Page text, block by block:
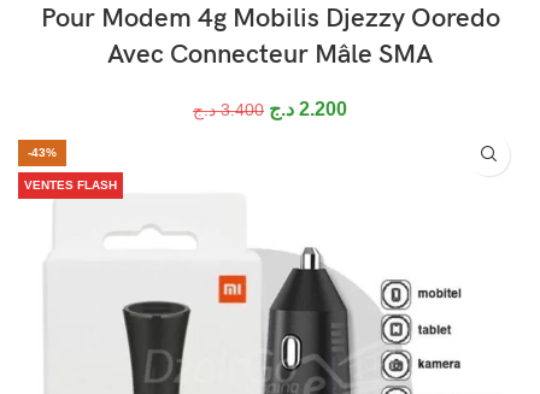
Pour Modem 4g Mobilis Djezzy Ooredo
Avec Connecteur Mâle SMA
3.400 د.ج 2.200 د.ج
-43%
VENTES FLASH